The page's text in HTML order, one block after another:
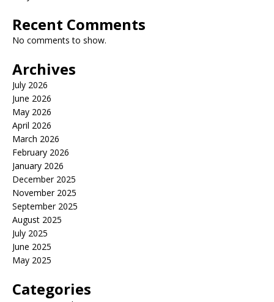
Recent Comments
No comments to show.
Archives
July 2026
June 2026
May 2026
April 2026
March 2026
February 2026
January 2026
December 2025
November 2025
September 2025
August 2025
July 2025
June 2025
May 2025
Categories